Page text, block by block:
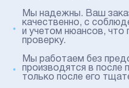
Мы надежны. Ваш
качественно, с
и учетом нюансов, что
проверку.
Мы работаем без
производятся в после
только после его